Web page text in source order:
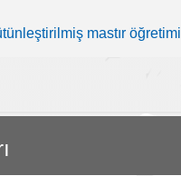
mastır öğretimi